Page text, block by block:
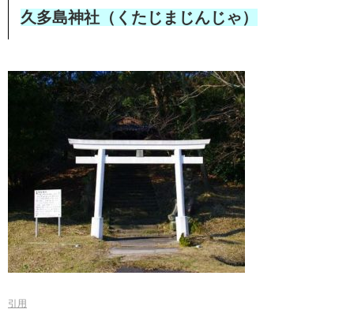
久多島神社（くたじまじんじゃ）
引用